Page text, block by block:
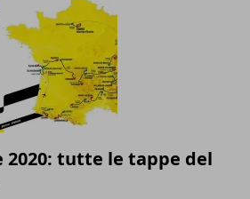
2020: tutte le tappe del